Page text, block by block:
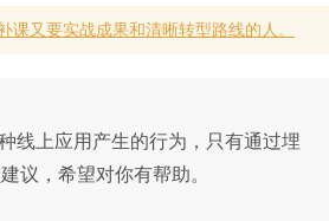
又要实战成果和清晰转型路线的人。
线上应用产生的行为，只有通过埋
议，希望对你有帮助。